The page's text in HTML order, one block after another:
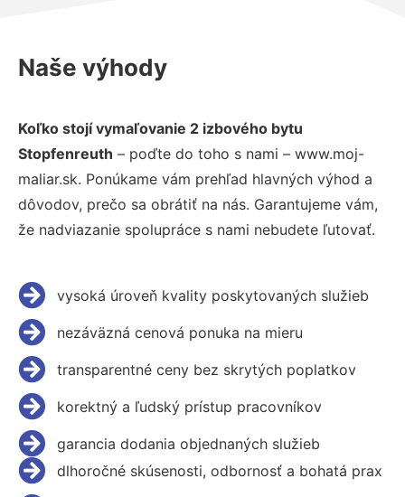
Naše výhody
Koľko stojí vymaľovanie 2 izbového bytu
Stopfenreuth – poďte do toho s nami – www.moj-
maliar.sk. Ponúkame vám prehľad hlavných výhod a
dôvodov, prečo sa obrátiť na nás. Garantujeme vám,
že nadviazanie spolupráce s nami nebudete ľutovať.
vysoká úroveň kvality poskytovaných služieb
nezáväzná cenová ponuka na mieru
transparentné ceny bez skrytých poplatkov
korektný a ľudský prístup pracovníkov
garancia dodania objednaných služieb
dlhoročné skúsenosti, odbornosť a bohatá prax